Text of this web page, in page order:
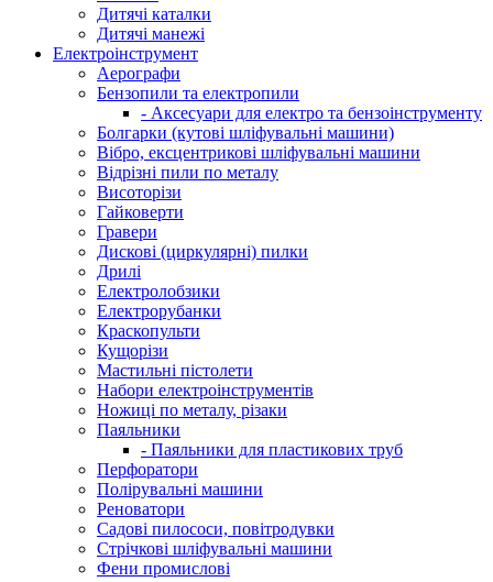
Дитячі каталки
Дитячі манежі
Електроінструмент
Аерографи
Бензопили та електропили
- Аксесуари для електро та бензоінструменту
Болгарки (кутові шліфувальні машини)
Вібро, ексцентрикові шліфувальні машини
Відрізні пили по металу
Висоторізи
Гайковерти
Гравери
Дискові (циркулярні) пилки
Дрилі
Електролобзики
Електрорубанки
Краскопульти
Кущорізи
Мастильні пістолети
Набори електроінструментів
Ножиці по металу, різаки
Паяльники
- Паяльники для пластикових труб
Перфоратори
Полірувальні машини
Реноватори
Садові пилососи, повітродувки
Стрічкові шліфувальні машини
Фени промислові